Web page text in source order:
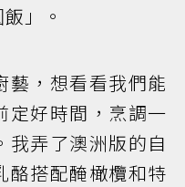
」。
藝，想看看我們能
定好時間，烹調一
我弄了澳洲版的自
酪搭配醃橄欖和特